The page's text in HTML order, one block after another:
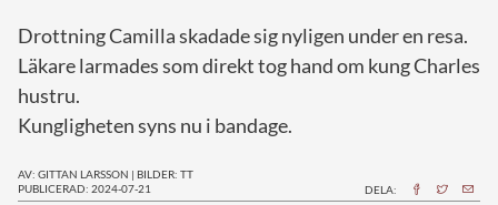
Drottning Camilla skadade sig nyligen under en resa.
Läkare larmades som direkt tog hand om kung Charles
hustru.
Kungligheten syns nu i bandage.
AV: GITTAN LARSSON | BILDER: TT
PUBLICERAD: 2024-07-21
DELA: